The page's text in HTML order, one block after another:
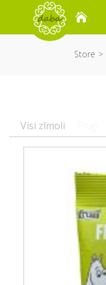
Store
Visi zīmoli